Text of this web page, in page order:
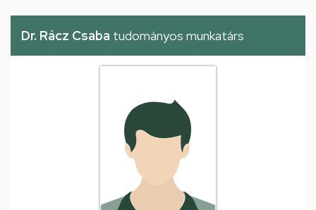
Dr. Rácz Csaba tudományos munkatárs